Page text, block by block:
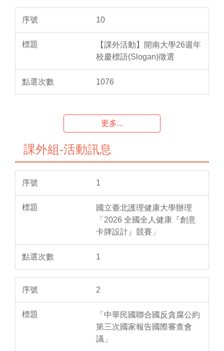
10
【課外活動】開南大學26週年
校慶標語(Slogan)徵選
1076
更多...
課外組-活動訊息
1
國立臺北護理健康大學辦理
「2026 全國全人健康『創意
卡牌設計』競賽」
1
2
「中華民國聯合國反貪腐公約
第三次國家報告國際審查會
議」